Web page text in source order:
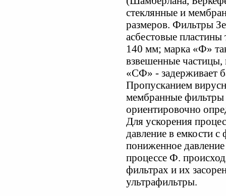
стеклянные и
размеров. Фильтры
асбестовые
140 мм; марка «Ф»
взвешенные частицы,
«СФ» - задерживает
Пропусканием
мембранные фильтры
ориентировочно
Для ускорения
давление в емкости
пониженное
процессе Ф.
фильтрах и их
ультрафильтры.